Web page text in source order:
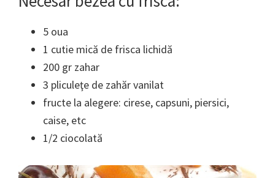
5 oua
1 cutie mică de frisca lichidă
200 gr zahar
3 pliculeţe de zahăr vanilat
fructe la alegere: cirese, capsuni, piersici,
caise, etc
1/2 ciocolată